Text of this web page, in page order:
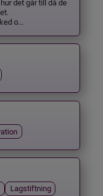
det går till då de
o...
Lagstiftning